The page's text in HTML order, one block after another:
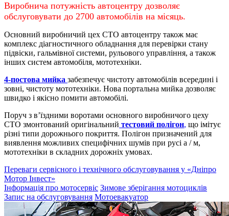
Виробнича потужність автоцентру дозволяє
обслуговувати до 2700 автомобілів на місяць.
Основний виробничий цех СТО автоцентру також має
комплекс діагностичного обладнання для перевірки стану
підвіски, гальмівної системи, рульового управління, а також
інших систем автомобіля, мототехніки.
4-постова мийка забезпечує чистоту автомобілів всередині і
зовні, чистоту мототехніки. Нова портальна мийка дозволяє
швидко і якісно помити автомобілі.
Поруч з в’їздними воротами основного виробничого цеху
СТО змонтований оригінальний тестовий полігон, що імітує
різні типи дорожнього покриття. Полігон призначений для
виявлення можливих специфічних шумів при русі а / м,
мототехніки в складних дорожніх умовах.
Переваги сервісного і технічного обслуговування у «Дніпро
Мотор Інвест»
Інформація про мотосервіс Зимове зберігання мотоциклів
Запис на обслуговування Мотоевакуатор